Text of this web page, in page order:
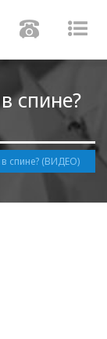
спине?
спине? (ВИДЕО)